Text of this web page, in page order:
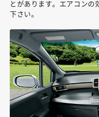
とがあります。エアコンの
下さい。